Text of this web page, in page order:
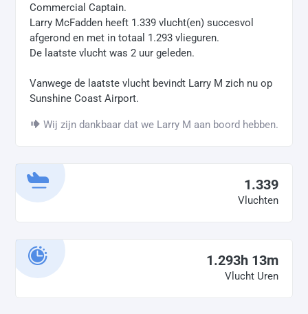
Commercial Captain.
Larry McFadden heeft 1.339 vlucht(en) succesvol
afgerond en met in totaal 1.293 vlieguren.
De laatste vlucht was 2 uur geleden.
Vanwege de laatste vlucht bevindt Larry M zich nu op
Sunshine Coast Airport.
Wij zijn dankbaar dat we Larry M aan boord hebben.
1.339
Vluchten
1.293h 13m
Vlucht Uren